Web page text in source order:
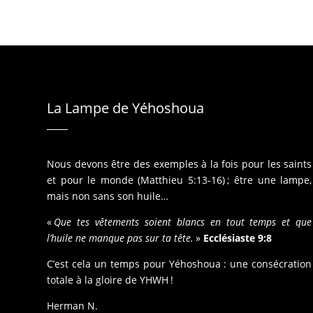
La Lampe de Yéhoshoua
Nous devons être des exemples à la fois pour les saints
et pour le monde (Matthieu 5:13-16) ; être une lampe,
mais non sans son huile…
« Que tes vêtements soient blancs en tout temps et que
l’huile ne manque pas sur ta tête. » Ecclésiaste 9:8
C’est cela un temps pour Yéhoshoua : une consécration
totale à la gloire de YHWH !
Herman N.